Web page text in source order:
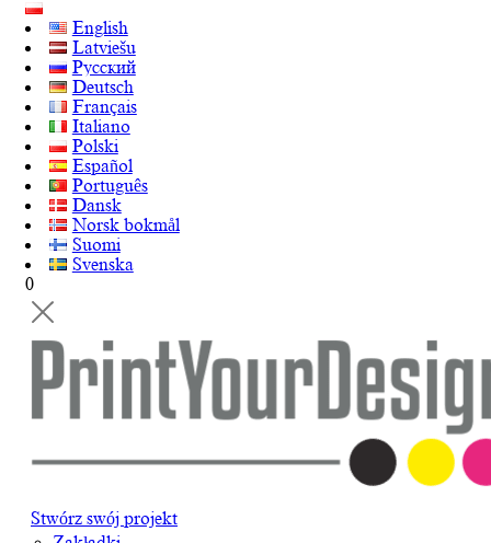
English
Latviešu
Русский
Deutsch
Français
Italiano
Polski
Español
Português
Dansk
Norsk bokmål
Suomi
Svenska
0
Stwórz swój projekt